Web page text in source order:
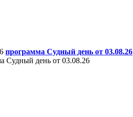
программа Судный день от 03.08.26
Судный день от 03.08.26